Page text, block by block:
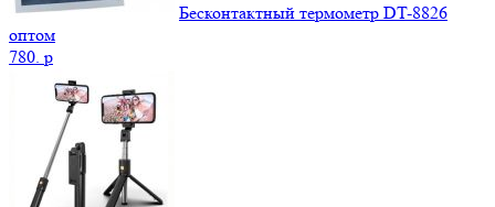
Бесконтактный термометр DT-8826
оптом
780. p